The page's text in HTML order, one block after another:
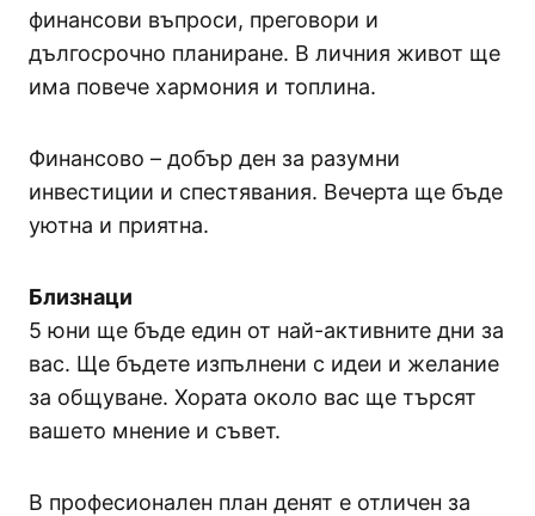
финансови въпроси, преговори и
дългосрочно планиране. В личния живот ще
има повече хармония и топлина.
Финансово – добър ден за разумни
инвестиции и спестявания. Вечерта ще бъде
уютна и приятна.
Близнаци
5 юни ще бъде един от най-активните дни за
вас. Ще бъдете изпълнени с идеи и желание
за общуване. Хората около вас ще търсят
вашето мнение и съвет.
В професионален план денят е отличен за